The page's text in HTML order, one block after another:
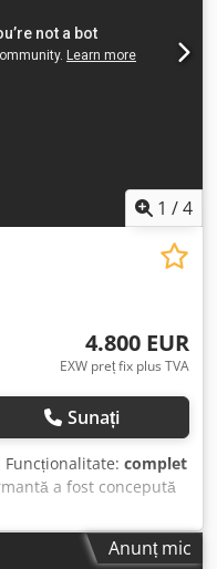
1 /4
4.800 EUR
EXW preț fix plus TVA
Sunați
Funcționalitate: complet
a fost concepută
mari de prelucrare
la ascuțire.
de dinți și un sistem
Anunț mic